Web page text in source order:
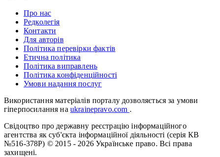
Про нас
Редколегія
Контакти
Для авторів
Політика перевірки фактів
Етична політика
Політика виправлень
Політика конфіденційності
Умови надання послуг
Використання матеріалів порталу дозволяється за умови
гіперпосилання на ukrainepravo.com .
Свідоцтво про державну реєстрацію інформаційного
агентства як суб'єкта інформаційної діяльності (серія КВ
№516-378Р) © 2015 - 2026 Українське право. Всі права
захищені.